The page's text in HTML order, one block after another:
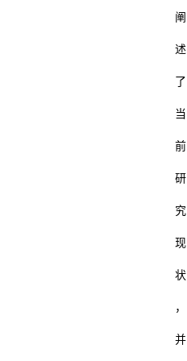
阐
述
了
当
前
研
究
现
状
，
并